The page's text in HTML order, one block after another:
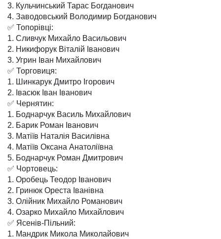
3. Кульчинський Тарас Богданович
4. Заводовський Володимир Богданович
✅ Топорівці:
1. Сливчук Михайло Васильович
2. Никифорук Віталій Іванович
3. Угрин Іван Михайлович
✅ Торговиця:
1. Шинкарук Дмитро Ігорович
2. Івасюк Іван Іванович
✅ Чернятин:
1. Боднарчук Василь Михайлович
2. Барик Роман Іванович
3. Матіїв Наталія Василівна
4. Матіїв Оксана Анатоліївна
5. Боднарчук Роман Дмитрович
✅ Чортовець:
1. Оробець Теодор Іванович
2. Гринюк Ореста Іванівна
3. Олійник Михайло Романович
4. Озарко Михайло Михайлович
✅ Ясенів-Пільний:
1. Мандрик Микола Миколайович